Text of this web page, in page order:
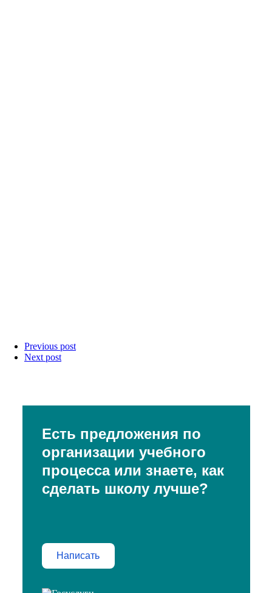
Previous post
Next post
Есть предложения по
организации учебного
процесса или знаете, как
сделать школу лучше?
Написать